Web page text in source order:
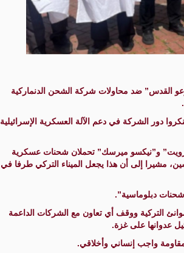
عسكرية في كييف وأوديسا
من حرب إيران
القدس” ضد محاولات شركة الشحن الدنماركية
دور الشركة في دعم الآلة العسكرية الإسرائيلية
و”نيكسو ميرسك” تحملان شحنات عسكرية
مشيرا إلى أن هذا يجعل الميناء التركي طرفا في
دبلوماسية”.
التركية ووقف أي تعاون مع الشركات الداعمة
عدوانها على غزة.
واجب إنساني وأخلاقي.